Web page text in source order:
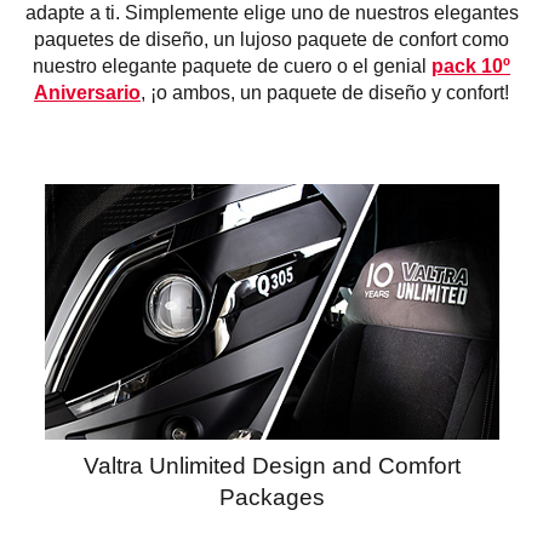
adapte a ti. Simplemente elige uno de nuestros elegantes
paquetes de diseño, un lujoso paquete de confort como
nuestro elegante paquete de cuero o el genial pack 10º
Aniversario, ¡o ambos, un paquete de diseño y confort!
Valtra Unlimited Design and Comfort
Packages